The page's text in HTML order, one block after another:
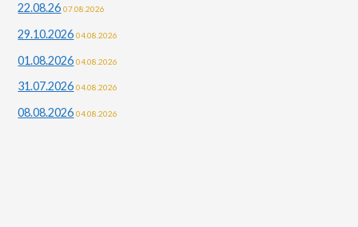
:22.08.26 07.08.2026
29.10.2026 04.08.2026
01.08.2026 04.08.2026
31.07.2026 04.08.2026
08.08.2026 04.08.2026